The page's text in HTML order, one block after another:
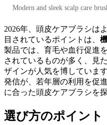
Modern and sleek scalp care
2026年、頭皮ケアブラシは
目されているポイントは、
製品では、育毛や血行促進
されているものが多く、見
ザインが人気を博していま
発信が、若年層の利用を促
に合った頭皮ケアブラシを
選び方のポイント